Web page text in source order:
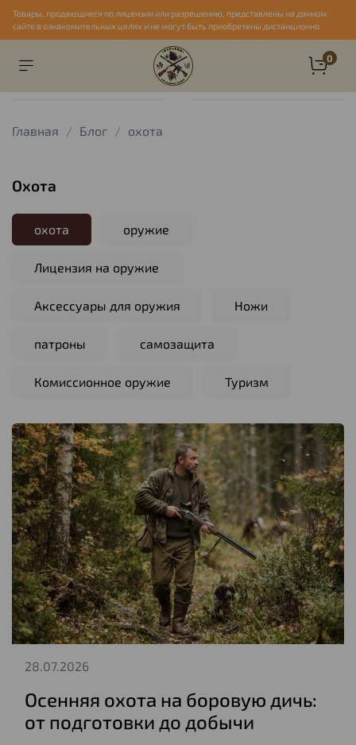
Товары, продающиеся по лицензии или разрешению, представлены на данном
сайте в ознакомительных целях и не могут быть приобретены дистанционно
0
Главная Блог охота
охота
охота оружие
Лицензия на оружие
Аксессуары для оружия Ножи
патроны самозащита
Комиссионное оружие Туризм
Осенняя охота на боровую дичь:
от подготовки до добычи
28.07.2026